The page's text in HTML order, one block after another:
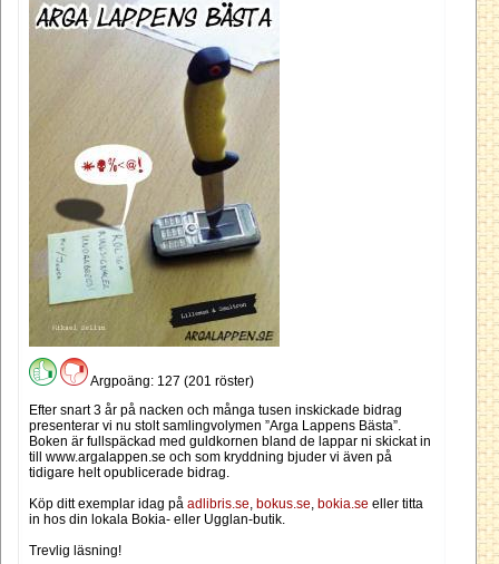
Argpoäng: 127 (201 röster)
Efter snart 3 år på nacken och många tusen inskickade bidrag
presenterar vi nu stolt samlingvolymen ”Arga Lappens Bästa”.
Boken är fullspäckad med guldkornen bland de lappar ni skickat in
till www.argalappen.se och som kryddning bjuder vi även på
tidigare helt opublicerade bidrag.
Köp ditt exemplar idag på adlibris.se, bokus.se, bokia.se eller titta
in hos din lokala Bokia- eller Ugglan-butik.
Trevlig läsning!